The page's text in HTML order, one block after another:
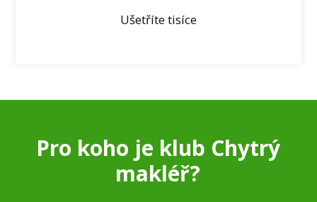
Ušetříte tisíce
Pro koho je klub Chytrý
makléř?